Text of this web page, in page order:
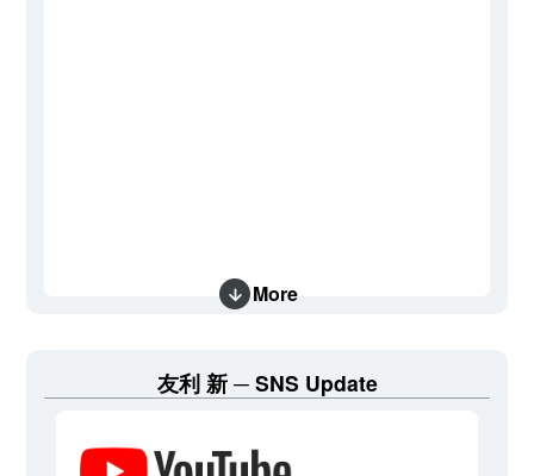
More
友利 新 SNS Update